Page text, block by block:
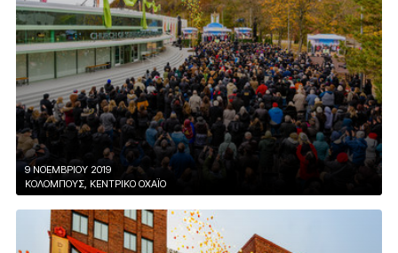
9 ΝΟΕΜΒΡΙΟΥ 2019
ΚΟΛΟΜΠΟΥΣ, ΚΕΝΤΡΙΚΟ ΟΧΑΪΟ